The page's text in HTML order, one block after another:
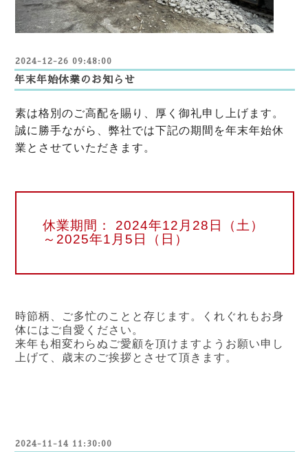
2024-12-26 09:48:00
年末年始休業のお知らせ
素は格別のご高配を賜り、厚く御礼申し上げます。
誠に勝手ながら、弊社では下記の期間を年末年始休
業とさせていただきます。
休業期間： 2024年12月28日（土）
～2025年1月5日（日）
時節柄、ご多忙のことと存じます。
くれぐれもお身
体にはご自愛ください。
来年も相変わらぬご愛顧を頂けますようお願い申し
上げて、 歳末のご挨拶とさせて頂きます。
2024-11-14 11:30:00